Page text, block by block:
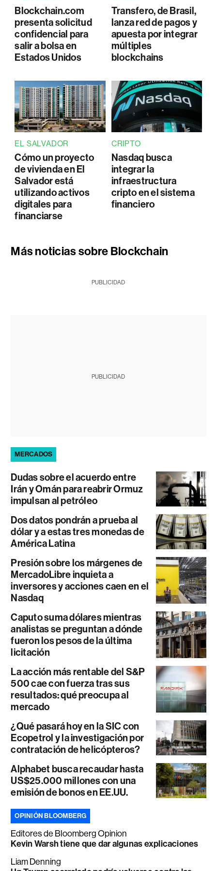
Blockchain.com
presenta solicitud
confidencial para
salir a bolsa en
Estados Unidos
Transfero, de Brasil,
lanza red de pagos y
apuesta por integrar
múltiples
blockchains
EL SALVADOR
Cómo un proyecto
de vivienda en El
Salvador está
utilizando activos
digitales para
financiarse
CRIPTO
Nasdaq busca
integrar la
infraestructura
cripto en el sistema
financiero
Más noticias sobre Blockchain
PUBLICIDAD
PUBLICIDAD
MERCADOS
Dudas sobre el acuerdo entre
Irán y Omán para reabrir Ormuz
impulsan al petróleo
Dos datos pondrán a prueba al
dólar y a estas tres monedas de
América Latina
Presión sobre los márgenes de
MercadoLibre inquieta a
inversores y acciones caen en el
Nasdaq
Caputo suma dólares mientras
analistas se preguntan a dónde
fueron los pesos de la última
licitación
La acción más rentable del S&P
500 cae con fuerza tras sus
resultados: qué preocupa al
mercado
¿Qué pasará hoy en la SIC con
Ecopetrol y la investigación por
contratación de helicópteros?
Alphabet busca recaudar hasta
US$25.000 millones con una
emisión de bonos en EE.UU.
OPINIÓN BLOOMBERG
Editores de Bloomberg Opinion
Kevin Warsh tiene que dar algunas explicaciones
Liam Denning